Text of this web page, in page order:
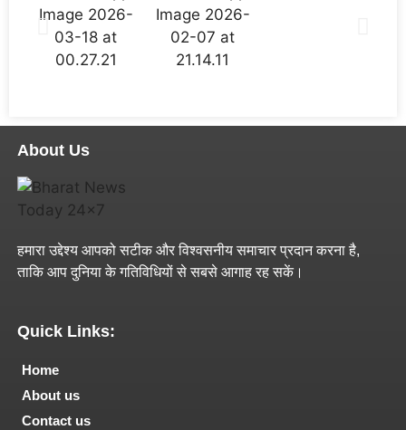
About Us
हमारा उद्देश्य आपको सटीक और विश्वसनीय समाचार प्रदान करना है,
ताकि आप दुनिया के गतिविधियों से सबसे आगाह रह सकें।
Quick Links:
Home
About us
Contact us